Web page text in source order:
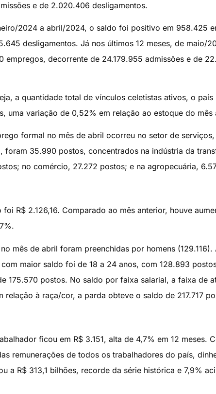
e de 2.020.406 desligamentos.
2024 a abril/2024, o saldo foi positivo em 958.425
desligamentos. Já nos últimos 12 meses, de maio/
empregos, decorrente de 24.179.955 admissões e de
a quantidade total de vínculos celetistas ativos, o
uma variação de 0,52% em relação ao estoque do mês
formal no mês de abril ocorreu no setor de
foram 35.990 postos, concentrados na indústria da
no comércio, 27.272 postos; e na agropecuária,
R$ 2.126,16. Comparado ao mês anterior, houve
mês de abril foram preenchidas por homens (129.116).
maior saldo foi de 18 a 24 anos, com 128.893
175.570 postos. No saldo por faixa salarial, a faixa de
relação à raça/cor, a parda obteve o saldo de 217.717
ficou em R$ 3.151, alta de 4,7% em 12 meses.
remunerações de todos os trabalhadores do país,
a R$ 313,1 bilhões, recorde da série histórica e 7,9%